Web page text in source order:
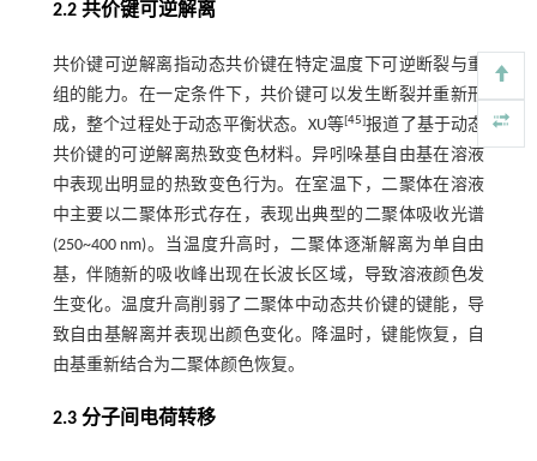
2.2 共价键可逆解离
共价键可逆解离指动态共价键在特定温度下可逆断裂与重
组的能力。在一定条件下，共价键可以发生断裂并重新形
成，整个过程处于动态平衡状态。XU等[45]报道了基于动态
共价键的可逆解离热致变色材料。异吲哚基自由基在溶液
中表现出明显的热致变色行为。在室温下，二聚体在溶液
中主要以二聚体形式存在，表现出典型的二聚体吸收光谱
(250~400 nm)。当温度升高时，二聚体逐渐解离为单自由
基，伴随新的吸收峰出现在长波长区域，导致溶液颜色发
生变化。温度升高削弱了二聚体中动态共价键的键能，导
致自由基解离并表现出颜色变化。降温时，键能恢复，自
由基重新结合为二聚体颜色恢复。
2.3 分子间电荷转移